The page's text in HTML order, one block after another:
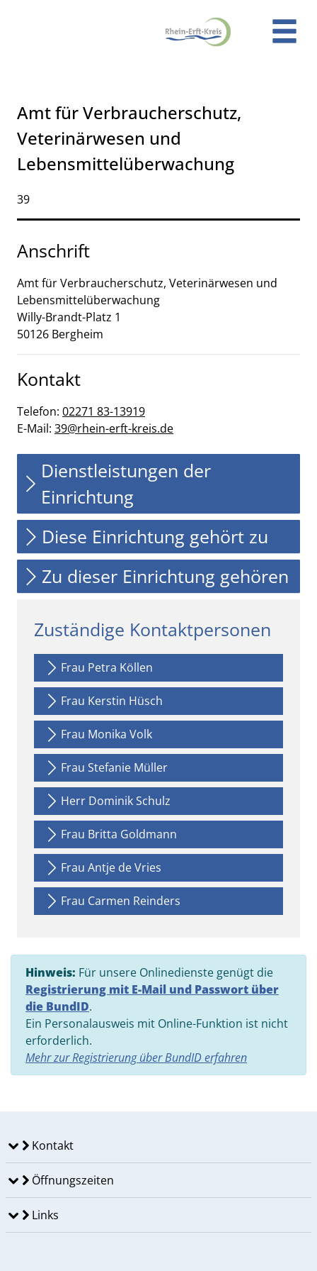
Amt für Verbraucherschutz,
Veterinärwesen und
Lebensmittelüberwachung
Kurzbezeichnung
39
Anschrift
Amt für Verbraucherschutz, Veterinärwesen und
Lebensmittelüberwachung
Willy-Brandt-Platz 1
50126 Bergheim
Kontakt
Telefon: 02271 83-13919
E-Mail: 39@rhein-erft-kreis.de
Dienstleistungen der
Einrichtung
Diese Einrichtung gehört zu
Zu dieser Einrichtung gehören
Zuständige Kontaktpersonen
Frau Petra Köllen
Frau Kerstin Hüsch
Frau Monika Volk
Frau Stefanie Müller
Herr Dominik Schulz
Frau Britta Goldmann
Frau Antje de Vries
Frau Carmen Reinders
Hinweis: Für unsere Onlinedienste genügt die
Registrierung mit E-Mail und Passwort über
die BundID.
Ein Personalausweis mit Online-Funktion ist nicht
erforderlich.
Mehr zur Registrierung über BundID erfahren
Kontakt
Öffnungszeiten
Links